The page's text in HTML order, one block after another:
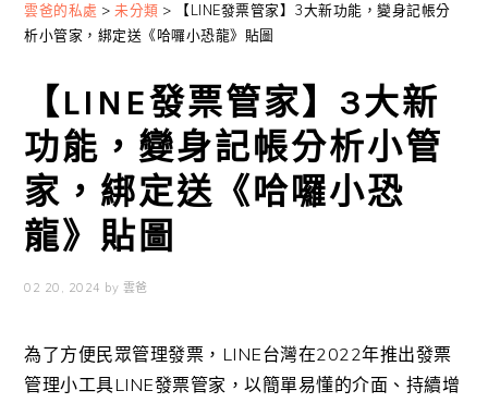
雲爸的私處 >未分類 >
【LINE發票管家】3大新功能，變身記帳分
析小管家，綁定送《哈囉小恐龍》貼圖
【LINE發票管家】3大新
功能，變身記帳分析小管
家，綁定送《哈囉小恐
龍》貼圖
02 20, 2024 by 雲爸
為了方便民眾管理發票，LINE台灣在2022年推出發票
管理小工具LINE發票管家，以簡單易懂的介面、持續增